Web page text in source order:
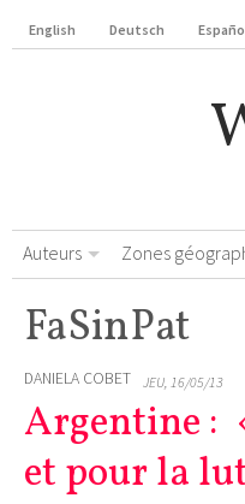
English Deutsch
Auteurs Zones
FaSinPat
DANIELA COBET JEU, 16/05/13
Argentine :
et pour la